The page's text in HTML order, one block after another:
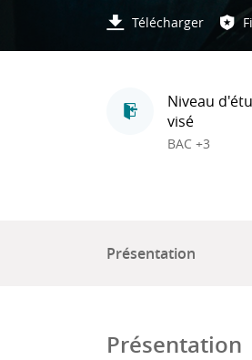
Télécharger
Niveau
visé
BAC +3
Présentation
Présentation